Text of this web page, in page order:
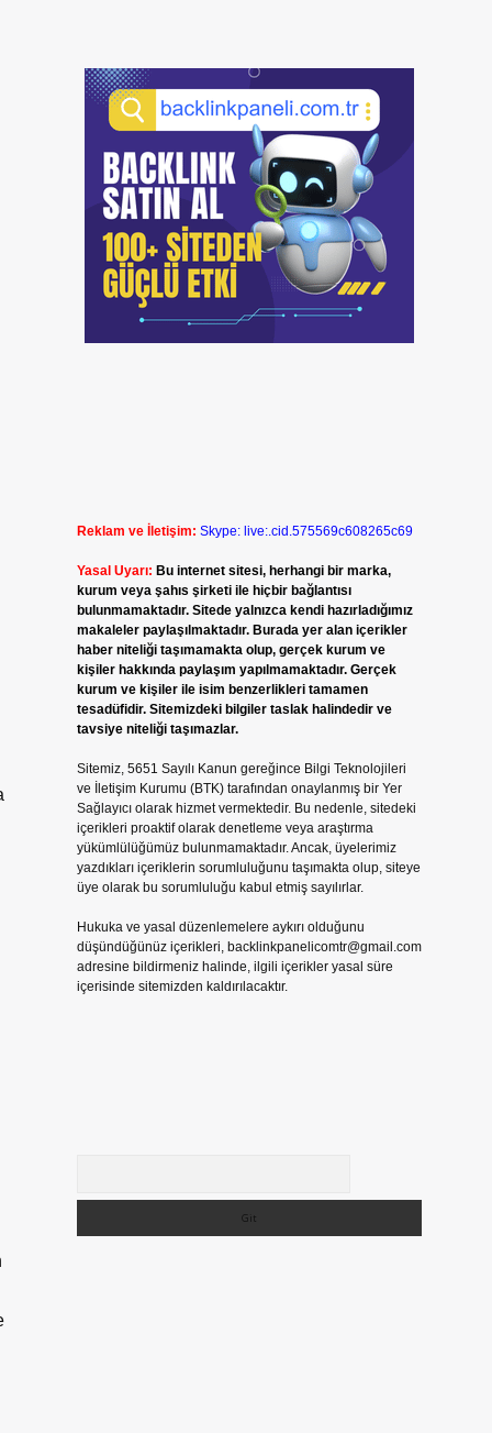
Reklam ve İletişim: Skype: live:.cid.575569c608265c69
Yasal Uyarı: Bu internet sitesi, herhangi bir marka,
kurum veya şahıs şirketi ile hiçbir bağlantısı
bulunmamaktadır. Sitede yalnızca kendi hazırladığımız
makaleler paylaşılmaktadır. Burada yer alan içerikler
haber niteliği taşımamakta olup, gerçek kurum ve
kişiler hakkında paylaşım yapılmamaktadır. Gerçek
kurum ve kişiler ile isim benzerlikleri tamamen
tesadüfidir. Sitemizdeki bilgiler taslak halindedir ve
tavsiye niteliği taşımazlar.
Sitemiz, 5651 Sayılı Kanun gereğince Bilgi Teknolojileri
ve İletişim Kurumu (BTK) tarafından onaylanmış bir Yer
Sağlayıcı olarak hizmet vermektedir. Bu nedenle, sitedeki
içerikleri proaktif olarak denetleme veya araştırma
yükümlülüğümüz bulunmamaktadır. Ancak, üyelerimiz
yazdıkları içeriklerin sorumluluğunu taşımakta olup, siteye
üye olarak bu sorumluluğu kabul etmiş sayılırlar.
Hukuka ve yasal düzenlemelere aykırı olduğunu
düşündüğünüz içerikleri, backlinkpanelicomtr@gmail.com
adresine bildirmeniz halinde, ilgili içerikler yasal süre
içerisinde sitemizden kaldırılacaktır.